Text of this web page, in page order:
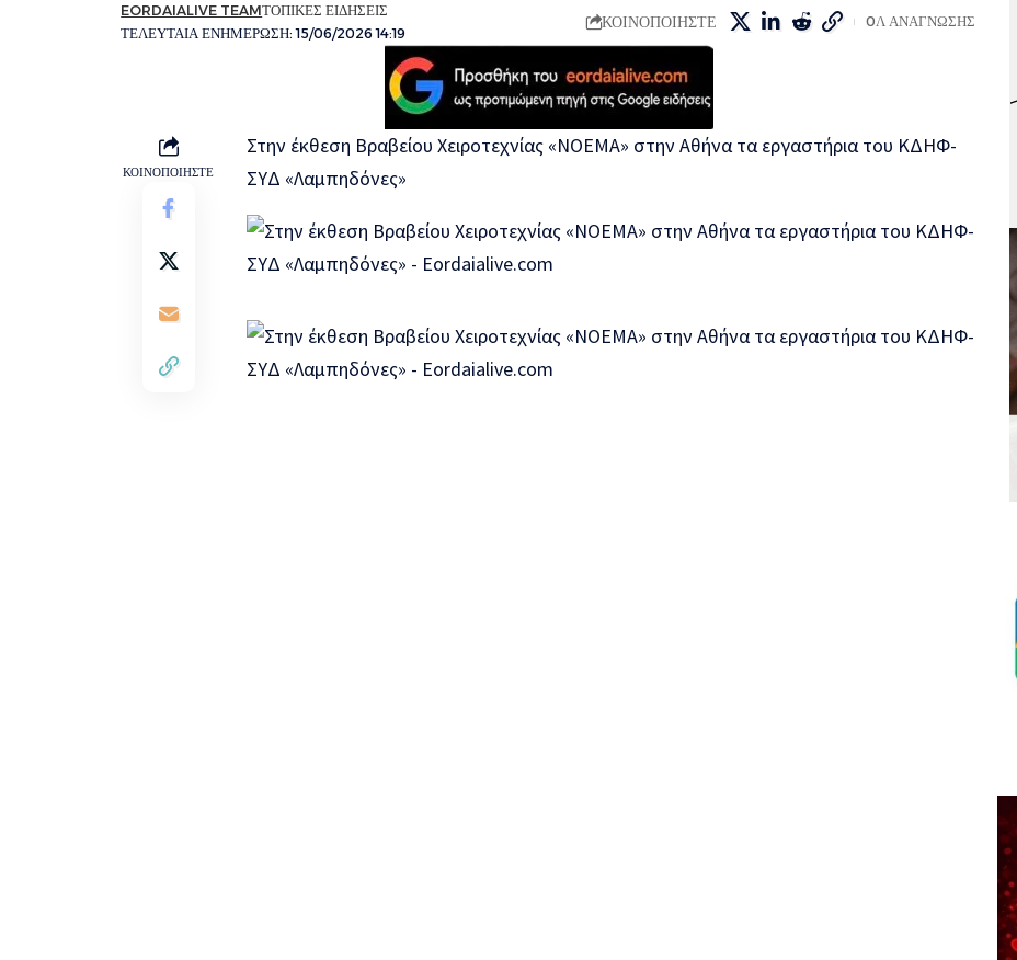
ΤΕΛΕΥΤΑΙΑ ΕΝΗΜΕΡΩΣΗ: 15/06/2026 14:19
EORDAIALIVE TEAMΤΟΠΙΚΕΣ ΕΙΔΗΣΕΙΣ
ΚΟΙΝΟΠΟΙΗΣΤΕ 0Λ ΑΝΑΓΝΩΣΗΣ
ΚΟΙΝΟΠΟΙΗΣΤΕ
Στην έκθεση Βραβείου Χειροτεχνίας «ΝΟΕΜΑ» στην Αθήνα τα εργαστήρια του ΚΔΗΦ-
ΣΥΔ «Λαμπηδόνες»